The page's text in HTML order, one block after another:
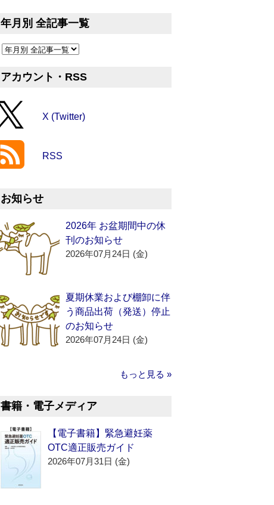
年月別 全記事一覧
アカウント・RSS
X (Twitter)
RSS
お知らせ
2026年 お盆期間中の休
刊のお知らせ
2026年07月24日 (金)
夏期休業および棚卸に伴
う商品出荷（発送）停止
のお知らせ
2026年07月24日 (金)
もっと見る »
書籍・電子メディア
【電子書籍】緊急避妊薬
OTC適正販売ガイド
2026年07月31日 (金)